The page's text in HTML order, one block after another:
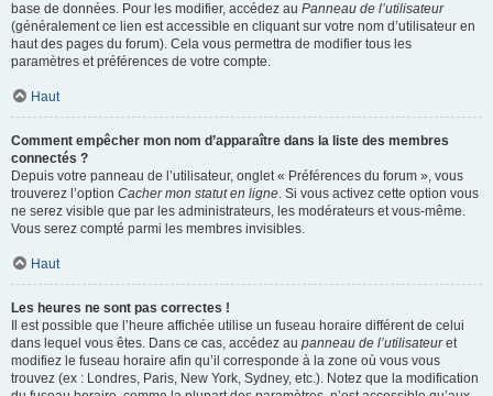
base de données. Pour les modifier, accédez au Panneau de l’utilisateur
(généralement ce lien est accessible en cliquant sur votre nom d’utilisateur en
haut des pages du forum). Cela vous permettra de modifier tous les
paramètres et préférences de votre compte.
Haut
Comment empêcher mon nom d’apparaître dans la liste des membres
connectés ?
Depuis votre panneau de l’utilisateur, onglet « Préférences du forum », vous
trouverez l’option Cacher mon statut en ligne. Si vous activez cette option vous
ne serez visible que par les administrateurs, les modérateurs et vous-même.
Vous serez compté parmi les membres invisibles.
Haut
Les heures ne sont pas correctes !
Il est possible que l’heure affichée utilise un fuseau horaire différent de celui
dans lequel vous êtes. Dans ce cas, accédez au panneau de l’utilisateuret
modifiez le fuseau horaire afin qu’il corresponde à la zone où vous vous
trouvez (ex : Londres, Paris, New York, Sydney, etc.). Notez que la modification